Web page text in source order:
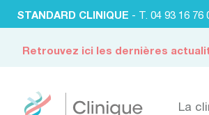
STANDARD CLINIQUE - T. 04 93 16 76
Retrouvez ici les dernières
La